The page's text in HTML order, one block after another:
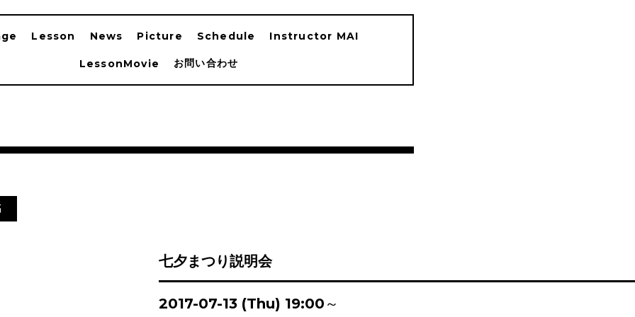
Lesson News Picture Schedule Instructor MAI
LessonMovie お問い合わせ
七夕まつり説明会
2017-07-13 (Thu) 19:00～